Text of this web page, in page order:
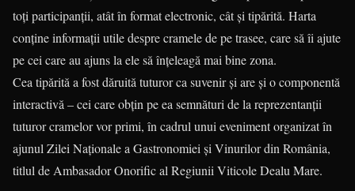
toţi participanţii, atât în format electronic, cât şi tipărită. Harta
conţine informaţii utile despre cramele de pe trasee, care să îi ajute
pe cei care au ajuns la ele să înţeleagă mai bine zona.
Cea tipărită a fost dăruită tuturor ca suvenir şi are şi o componentă
interactivă – cei care obţin pe ea semnături de la reprezentanţii
tuturor cramelor vor primi, în cadrul unui eveniment organizat în
ajunul Zilei Naţionale a Gastronomiei şi Vinurilor din România,
titlul de Ambasador Onorific al Regiunii Viticole Dealu Mare.